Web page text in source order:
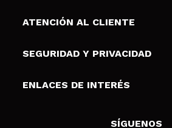
Sobre nosotros
Tarjetas de Regalo
ATENCIÓN AL CLIENTE
Envíos y devoluciones
Formas de pago
SEGURIDAD Y PRIVACIDAD
Terminos y condiciones de uso
Política de cookies
ENLACES DE INTERÉS
SÍGUENOS